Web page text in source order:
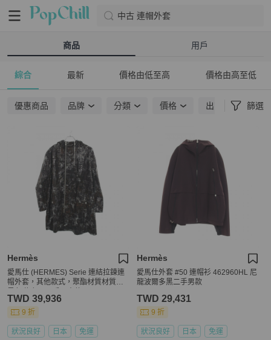
中古 連帽外套
商品 用戶
綜合 最新 價格由低至高 價格由高至低
優惠商品 品牌 分類 價格 出貨地點 篩選
Hermès
愛馬仕 (HERMES) Serie 連結拉鍊連
帽外套，其他款式，聚酯材質材質，
TWD 39,936
9 折
狀況良好 日本 免運
Hermès
愛馬仕外套 #50 連帽衫 462960HL 尼
龍波爾多黑二手男款
TWD 29,431
9 折
狀況良好 日本 免運